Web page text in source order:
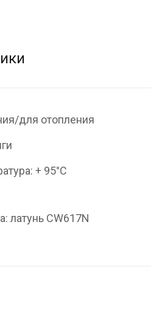
для отопления
+ 95°С
латунь CW617N